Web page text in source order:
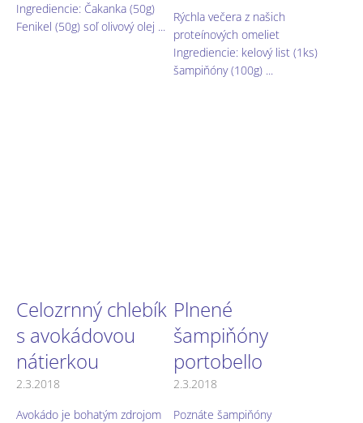
Ingrediencie: Čakanka (50g)
Fenikel (50g) soľ olivový olej ...
Rýchla večera z našich
proteínových omeliet
Ingrediencie: kelový list (1ks)
šampiňóny (100g) ...
Celozrnný chlebík
s avokádovou
nátierkou
2.3.2018
Avokádo je bohatým zdrojom
Plnené
šampiňóny
portobello
2.3.2018
Poznáte šampiňóny